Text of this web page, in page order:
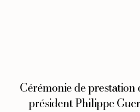
Cérémonie de prestation
président Philippe